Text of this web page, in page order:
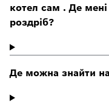
котел сам . Де
роздріб?
Де можна знайти